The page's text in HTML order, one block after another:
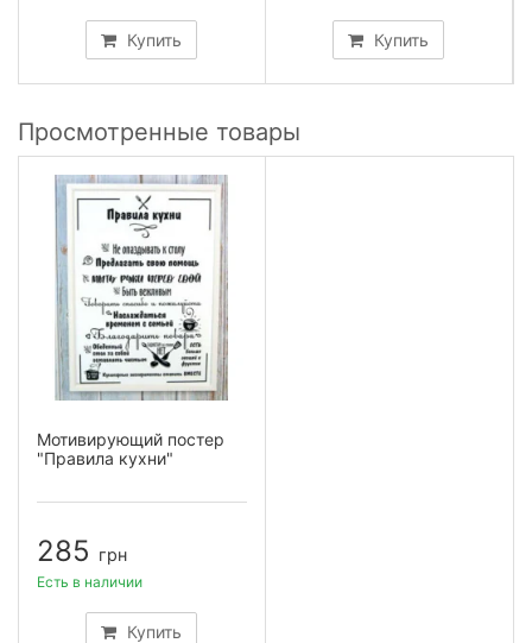
Купить Купить
Просмотренные товары
Мотивирующий постер
"Правила кухни"
285 грн
Купить
Есть в наличии